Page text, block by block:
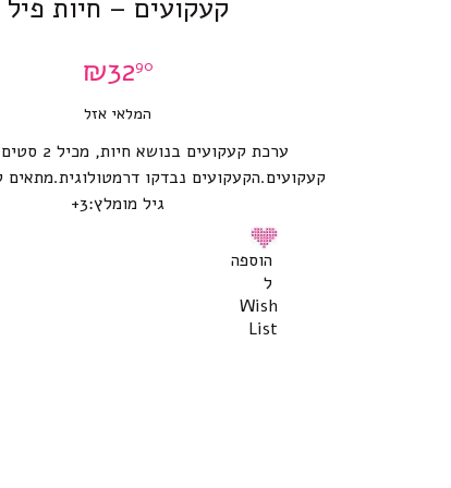
קעקועים – חיות פיל
₪3290
המלאי אזל
ערכת קעקועים
קעקועים.הקעקועים נבדקו דרמטולוגית.מתאים
גיל מומלץ:3+
הוספה
ל
Wish
List